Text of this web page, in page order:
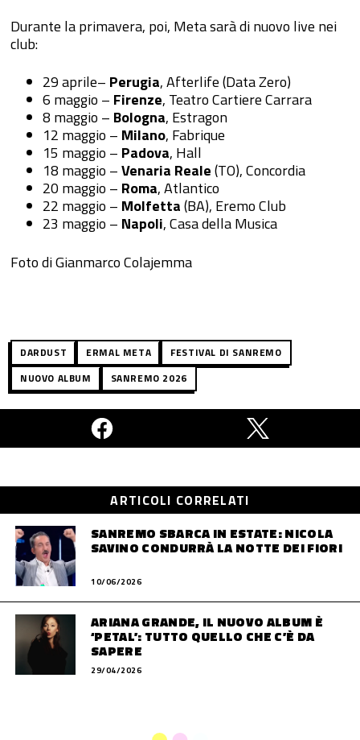
Durante la primavera, poi, Meta sarà di nuovo live nei
club:
29 aprile– Perugia, Afterlife (Data Zero)
6 maggio – Firenze, Teatro Cartiere Carrara
8 maggio – Bologna, Estragon
12 maggio – Milano, Fabrique
15 maggio – Padova, Hall
18 maggio –Venaria Reale(TO), Concordia
20 maggio – Roma, Atlantico
22 maggio – Molfetta(BA), Eremo Club
23 maggio – Napoli, Casa della Musica
Foto di Gianmarco Colajemma
DARDUST ERMAL META
FESTIVAL DI SANREMO
NUOVO ALBUM
SANREMO 2026
ARTICOLI CORRELATI
SANREMO SBARCA IN ESTATE: NICOLA
SAVINO CONDURRÀ LA NOTTE DEI FIORI
10/06/2026
ARIANA GRANDE, IL NUOVO ALBUM È
‘PETAL’: TUTTO QUELLO CHE C’È DA
SAPERE
29/04/2026